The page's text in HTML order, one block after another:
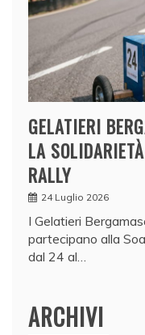
GELATIERI
LA
RALLY
24 Luglio 2026
I Gelatieri
partecipano alla
dal 24 al…
ARCHIVI